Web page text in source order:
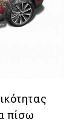
πίσω